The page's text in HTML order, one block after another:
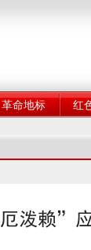
革命地标 红
泼赖”